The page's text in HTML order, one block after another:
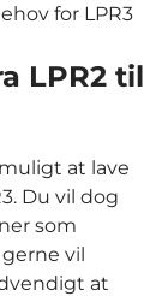
for LPR3
LPR2 til
at lave
Du vil dog
som
vil
at